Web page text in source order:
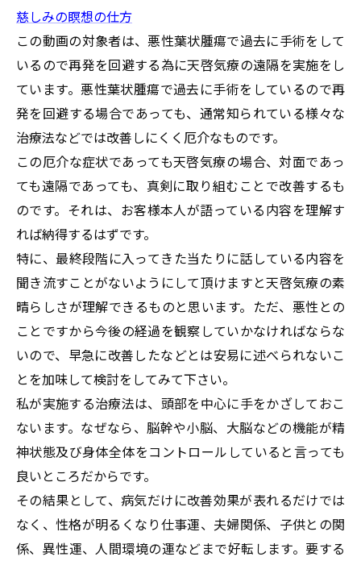
慈しみの瞑想の仕方
この動画の対象者は、悪性葉状腫瘍で過去に手術をして
いるので再発を回避する為に天啓気療の遠隔を実施をし
ています。悪性葉状腫瘍で過去に手術をしているので再
発を回避する場合であっても、通常知られている様々な
治療法などでは改善しにくく厄介なものです。
この厄介な症状であっても天啓気療の場合、対面であっ
ても遠隔であっても、真剣に取り組むことで改善するも
のです。それは、お客様本人が語っている内容を理解す
れば納得するはずです。
特に、最終段階に入ってきた当たりに話している内容を
聞き流すことがないようにして頂けますと天啓気療の素
晴らしさが理解できるものと思います。ただ、悪性との
ことですから今後の経過を観察していかなければならな
いので、早急に改善したなどとは安易に述べられないこ
とを加味して検討をしてみて下さい。
私が実施する治療法は、頭部を中心に手をかざしておこ
ないます。なぜなら、脳幹や小脳、大脳などの機能が精
神状態及び身体全体をコントロールしていると言っても
良いところだからです。
その結果として、病気だけに改善効果が表れるだけでは
なく、性格が明るくなり仕事運、夫婦関係、子供との関
係、異性運、人間環境の運などまで好転します。要する